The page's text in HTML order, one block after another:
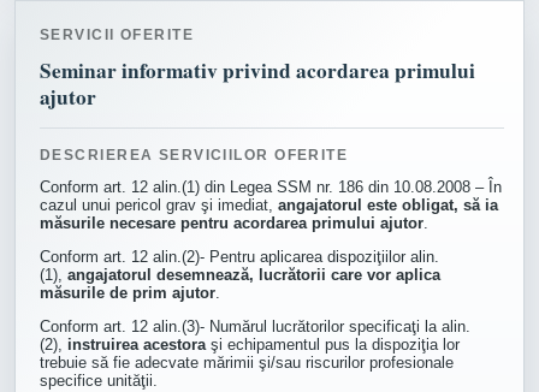
SERVICII OFERITE
Seminar informativ privind acordarea primului
ajutor
DESCRIEREA SERVICIILOR OFERITE
Conform art. 12 alin.(1) din Legea SSM nr. 186 din 10.08.2008 – În
cazul unui pericol grav şi imediat, angajatorul este obligat, să ia
măsurile necesare pentru acordarea primului ajutor.
Conform art. 12 alin.(2)- Pentru aplicarea dispoziţiilor alin.
(1), angajatorul desemnează, lucrătorii care vor aplica
măsurile de prim ajutor.
Conform art. 12 alin.(3)- Numărul lucrătorilor specificaţi la alin.
(2), instruirea acestoraşi echipamentul pus la dispoziţia lor
trebuie să fie adecvate mărimii şi/sau riscurilor profesionale
specifice unităţii.